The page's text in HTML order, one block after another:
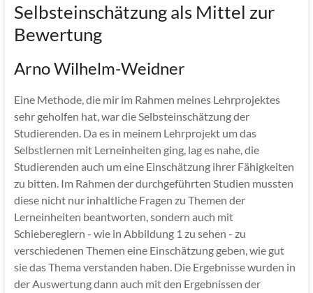
Selbsteinschätzung als Mittel zur
Bewertung
Arno Wilhelm-Weidner
Eine Methode, die mir im Rahmen meines Lehrprojektes
sehr geholfen hat, war die Selbsteinschätzung der
Studierenden. Da es in meinem Lehrprojekt um das
Selbstlernen mit Lerneinheiten ging, lag es nahe, die
Studierenden auch um eine Einschätzung ihrer Fähigkeiten
zu bitten. Im Rahmen der durchgeführten Studien mussten
diese nicht nur inhaltliche Fragen zu Themen der
Lerneinheiten beantworten, sondern auch mit
Schiebereglern - wie in Abbildung 1 zu sehen - zu
verschiedenen Themen eine Einschätzung geben, wie gut
sie das Thema verstanden haben. Die Ergebnisse wurden in
der Auswertung dann auch mit den Ergebnissen der